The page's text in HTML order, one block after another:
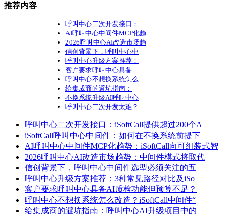
推荐内容
呼叫中心二次开发接口：
AI呼叫中心中间件MCP化趋
2026呼叫中心AI改造市场趋
信创背景下，呼叫中心中
呼叫中心升级方案推荐：
客户要求呼叫中心具备
呼叫中心不想换系统怎么
给集成商的避坑指南：
不换系统升级AI呼叫中心
呼叫中心二次开发太难？
呼叫中心二次开发接口：iSoftCall提供超过200个A
iSoftCall呼叫中心中间件：如何在不换系统前提下
AI呼叫中心中间件MCP化趋势：iSoftCall向可组装式智
2026呼叫中心AI改造市场趋势：中间件模式将取代
信创背景下，呼叫中心中间件选型必须关注的五
呼叫中心升级方案推荐：3种常见路径对比及iSo
客户要求呼叫中心具备AI质检功能但预算不足？
呼叫中心不想换系统怎么改造？iSoftCall中间件“
给集成商的避坑指南：呼叫中心AI升级项目中的